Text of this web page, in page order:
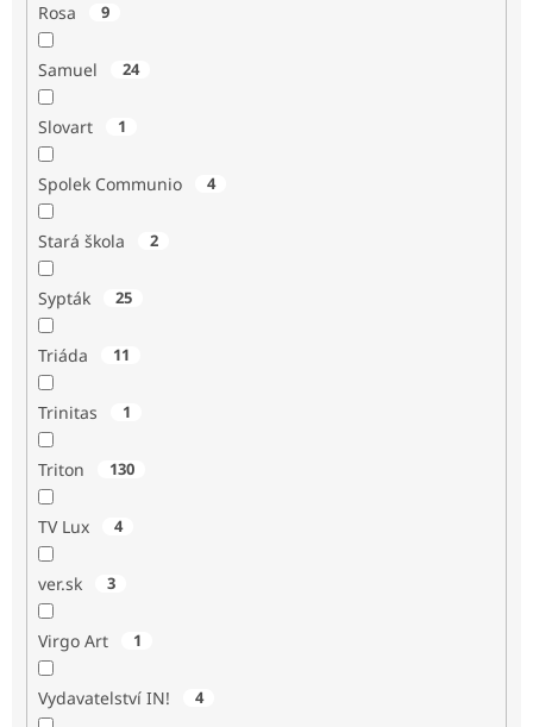
Rosa 9
Samuel 24
Slovart 1
Spolek Communio 4
Stará škola 2
Sypták 25
Triáda 11
Trinitas 1
Triton 130
TV Lux 4
ver.sk 3
Virgo Art 1
Vydavatelství IN! 4